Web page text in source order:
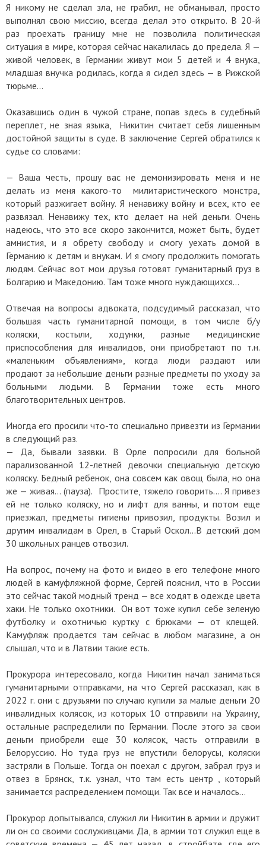
Я никому не сделал зла, не грабил, не обманывал, просто
выполнял свою миссию, всегда делал это открыто. В 20-й
раз проехать границу мне не позволила политическая
ситуация в мире, которая сейчас накалилась до предела. Я —
живой человек, в Германии живут мои 5 детей и 4 внука,
младшая внучка родилась, когда я сидел здесь — в Рижской
тюрьме…
Оказавшись один в чужой стране, попав здесь в судебный
переплет, не зная языка, Никитин считает себя лишенным
достойной защиты в суде. В заключение Сергей обратился к
судье со словами:
— Ваша честь, прошу вас не демонизировать меня и не
делать из меня какого-то милитаристического монстра,
который разжигает войну. Я ненавижу войну и всех, кто ее
развязал. Ненавижу тех, кто делает на ней деньги. Очень
надеюсь, что это все скоро закончится, может быть, будет
амнистия, и я обрету свободу и смогу уехать домой в
Германию к детям и внукам. И я смогу продолжить помогать
людям. Сейчас вот мои друзья готовят гуманитарный груз в
Болгарию и Македонию. Там тоже много нуждающихся…
Отвечая на вопросы адвоката, подсудимый рассказал, что
большая часть гуманитарной помощи, в том числе б/у
коляски, костыли, ходунки, разные медицинские
приспособления для инвалидов, они приобретают по т.н.
«маленьким объявлениям», когда люди раздают или
продают за небольшие деньги разные предметы по уходу за
больными людьми. В Германии тоже есть много
благотворительных центров.
Иногда его просили что-то специально привезти из Германии
в следующий раз.
— Да, бывали заявки. В Орле попросили для больной
парализованной 12-летней девочки специальную детскую
коляску. Бедный ребенок, она совсем как овощ была, но она
же — живая… (пауза). Простите, тяжело говорить…. Я привез
ей не только коляску, но и лифт для ванны, и потом еще
приезжал, предметы гигиены привозил, продукты. Возил и
другим инвалидам в Орел, в Старый Оскол…В детский дом
30 школьных ранцев отвозил.
На вопрос, почему на фото и видео в его телефоне много
людей в камуфляжной форме, Сергей пояснил, что в России
это сейчас такой модный тренд — все ходят в одежде цвета
хаки. Не только охотники. Он вот тоже купил себе зеленую
футболку и охотничью куртку с брюками — от клещей.
Камуфляж продается там сейчас в любом магазине, а он
слышал, что и в Латвии такие есть.
Прокурора интересовало, когда Никитин начал заниматься
гуманитарными отправками, на что Сергей рассказал, как в
2022 г. они с друзьями по случаю купили за малые деньги 20
инвалидных колясок, из которых 10 отправили на Украину,
остальные распределили по Германии. После этого за свои
деньги приобрели еще 30 колясок, часть отправили в
Белоруссию. Но туда груз не впустили белорусы, коляски
застряли в Польше. Тогда он поехал с другом, забрал груз и
отвез в Брянск, т.к. узнал, что там есть центр , который
занимается распределением помощи. Так все и началось…
Прокурор допытывался, служил ли Никитин в армии и дружит
ли он со своими сослуживцами. Да, в армии тот служил еще в